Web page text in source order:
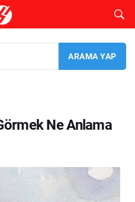
Ne Anlama